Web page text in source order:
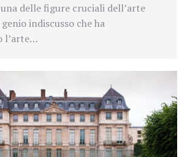
delle figure cruciali dell’arte
indiscusso che ha
l’arte…